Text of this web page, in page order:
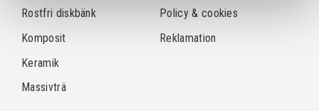
Rostfri diskbänk
Komposit
Keramik
Massivträ
Policy & cookies
Reklamation